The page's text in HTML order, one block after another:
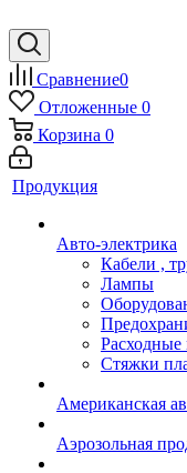
Сравнение0
Отложенные 0
Корзина 0
Продукция
Авто-электрика
Кабели ,
Лампы
Расходные
Стяжки
Американская
Аэрозольная